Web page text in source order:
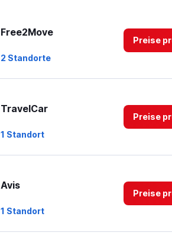
Free2Move
2 Standorte
Preise
TravelCar
1 Standort
Preise
Avis
1 Standort
Preise